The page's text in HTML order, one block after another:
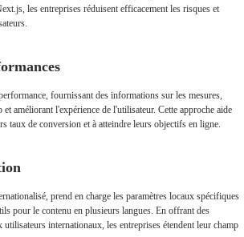
les entreprises réduisent efficacement les risques et
fournissant des informations sur les mesures,
améliorant l'expérience de l'utilisateur. Cette approche aide
taux de conversion et à atteindre leurs objectifs en ligne.
prend en charge les paramètres locaux spécifiques
pour le contenu en plusieurs langues. En offrant des
utilisateurs internationaux, les entreprises étendent leur champ